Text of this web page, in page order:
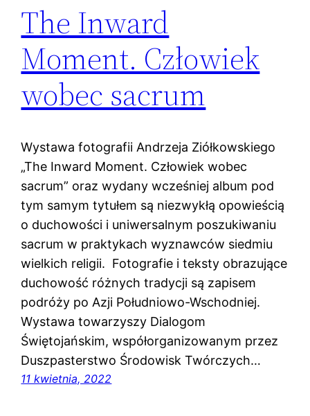
The Inward
Moment. Człowiek
wobec sacrum
Wystawa fotografii Andrzeja Ziółkowskiego
„The Inward Moment. Człowiek wobec
sacrum” oraz wydany wcześniej album pod
tym samym tytułem są niezwykłą opowieścią
o duchowości i uniwersalnym poszukiwaniu
sacrum w praktykach wyznawców siedmiu
wielkich religii. Fotografie i teksty obrazujące
duchowość różnych tradycji są zapisem
podróży po Azji Południowo-Wschodniej.
Wystawa towarzyszy Dialogom
Świętojańskim, współorganizowanym przez
Duszpasterstwo Środowisk Twórczych…
11 kwietnia, 2022